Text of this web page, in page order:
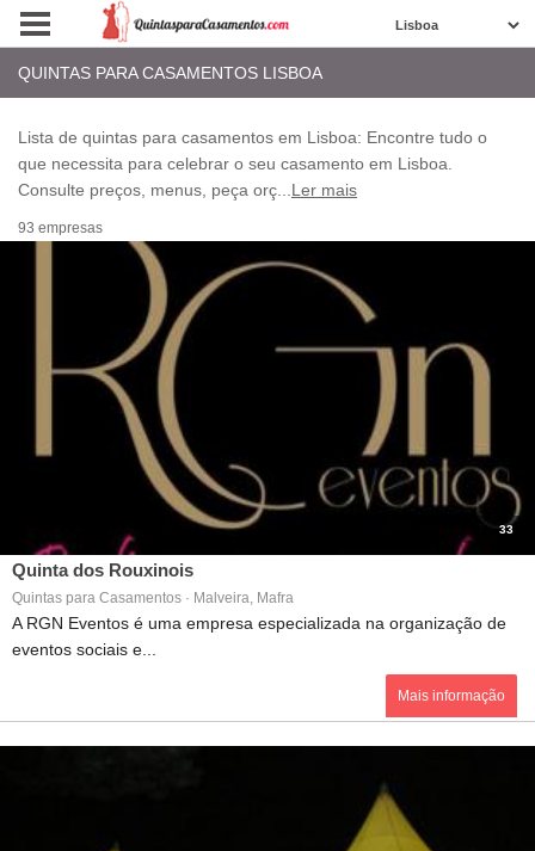
QUINTAS PARA CASAMENTOS LISBOA
Lista de quintas para casamentos em Lisboa: Encontre tudo o
que necessita para celebrar o seu casamento em Lisboa.
Consulte preços, menus, peça orç
Ler mais
93 empresas
33
Quinta dos Rouxinois
Quintas para Casamentos · Malveira, Mafra
A RGN Eventos é uma empresa especializada na organização de
eventos sociais e...
Mais informação